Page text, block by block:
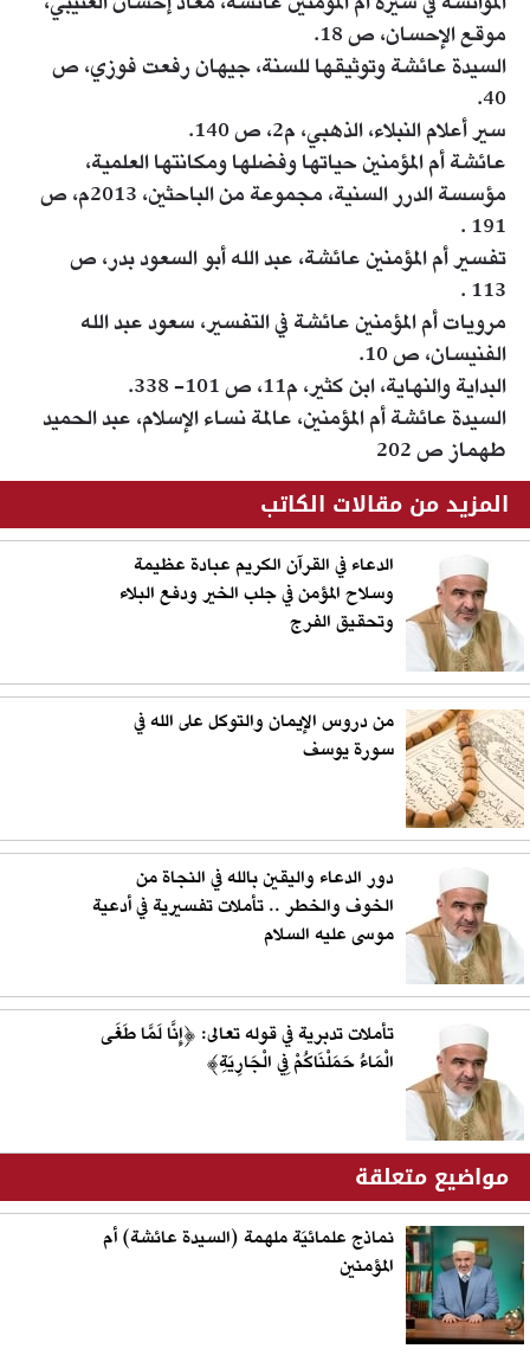
موقع الإحسان، ص 18.
السيدة عائشة وتوثيقها للسنة، جيهان رفعت فوزي، ص
40.
سير أعلام النبلاء، الذهبي، م2، ص 140.
عائشة أم المؤمنين حياتها وفضلها ومكانتها العلمية،
مؤسسة الدرر السنية، مجموعة من الباحثين، 2013م، ص
191 .
تفسير أم المؤمنين عائشة، عبد الله أبو السعود بدر، ص
113 .
مرويات أم المؤمنين عائشة في التفسير، سعود عبد الله
الفنيسان، ص 10.
البداية والنهاية، ابن كثير، م11، ص 101- 338.
السيدة عائشة أم المؤمنين، عالمة نساء الإسلام، عبد الحميد
طهماز ص 202
المزيد من مقالات الكاتب
الدعاء في القرآن الكريم عبادة عظيمة
وسلاح المؤمن في جلب الخير ودفع البلاء
وتحقيق الفرج
من دروس الإيمان والتوكل على الله في
سورة يوسف
دور الدعاء واليقين بالله في النجاة من
الخوف والخطر .. تأملات تفسيرية في أدعية
موسى عليه السلام
تأملات تدبرية في قوله تعالى: ﴿إِنَّا لَمَّا طَغَى
الْمَاءُ حَمَلْنَاكُمْ فِي الْجَارِيَةِ﴾
مواضيع متعلقة
نماذج علمائيَة ملهمة (السيدة عائشة) أم
المؤمنين